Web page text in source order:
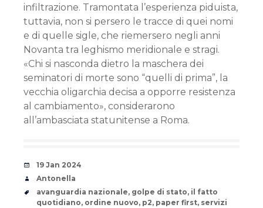
infiltrazione. Tramontata l’esperienza piduista,
tuttavia, non si persero le tracce di quei nomi
e di quelle sigle, che riemersero negli anni
Novanta tra leghismo meridionale e stragi.
«Chi si nasconda dietro la maschera dei
seminatori di morte sono “quelli di prima”, la
vecchia oligarchia decisa a opporre resistenza
al cambiamento», considerarono
all’ambasciata statunitense a Roma.
Date
19 Jan 2024
Author
Antonella
Tags
avanguardia nazionale, golpe di stato, il fatto
quotidiano, ordine nuovo, p2, paper first, servizi